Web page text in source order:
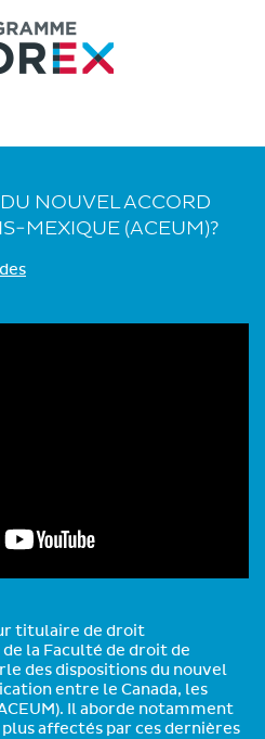
NOUVEL ACCORD
MEXIQUE (ACEUM)?
titulaire de droit
la Faculté de droit de
des dispositions du nouvel
entre le Canada, les
Il aborde notamment
affectés par ces dernières